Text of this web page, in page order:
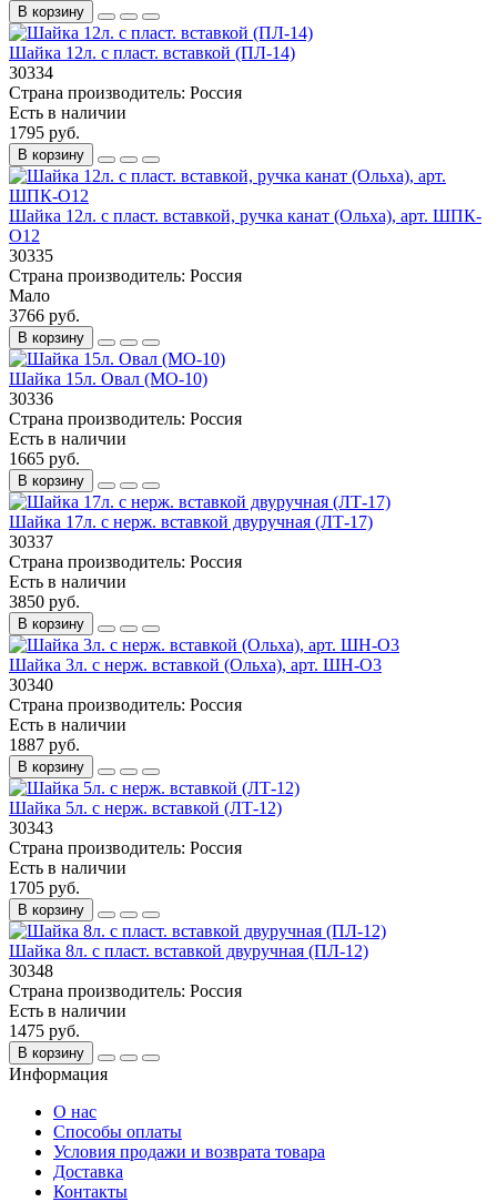
В корзину
Шайка 12л. с пласт. вставкой (ПЛ-14)
30334
Страна производитель: Россия
Есть в наличии
1795 руб.
В корзину
Шайка 12л. с пласт. вставкой, ручка канат (Ольха), арт. ШПК-
О12
30335
Страна производитель: Россия
Мало
3766 руб.
В корзину
Шайка 15л. Овал (МО-10)
30336
Страна производитель: Россия
Есть в наличии
1665 руб.
В корзину
Шайка 17л. с нерж. вставкой двуручная (ЛТ-17)
30337
Страна производитель: Россия
Есть в наличии
3850 руб.
В корзину
Шайка 3л. с нерж. вставкой (Ольха), арт. ШН-О3
30340
Страна производитель: Россия
Есть в наличии
1887 руб.
В корзину
Шайка 5л. с нерж. вставкой (ЛТ-12)
30343
Страна производитель: Россия
Есть в наличии
1705 руб.
В корзину
Шайка 8л. с пласт. вставкой двуручная (ПЛ-12)
30348
Страна производитель: Россия
Есть в наличии
1475 руб.
В корзину
Информация
О нас
Способы оплаты
Условия продажи и возврата товара
Доставка
Контакты